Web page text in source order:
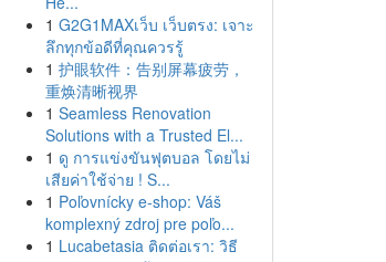
1 G2G1MAXเว็บ เว็บตรง: เจาะ
ลึกทุกข้อดีที่คุณควรรู้
1 护眼软件：告别屏幕疲劳，
重焕清晰视界
1 Seamless Renovation
Solutions with a Trusted El...
1 ดู การแข่งขันฟุตบอล โดยไม่
เสียค่าใช้จ่าย ! S...
1 Poľovnícky e-shop: Váš
komplexný zdroj pre poľo...
1 Lucabetasia ติดต่อเรา: วิธี